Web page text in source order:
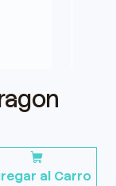
al Carro